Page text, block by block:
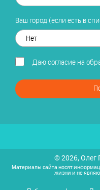
Ваш город (если есть в
Даю согласие на
© 2026, Олег
Материалы сайта носят
жизни и не